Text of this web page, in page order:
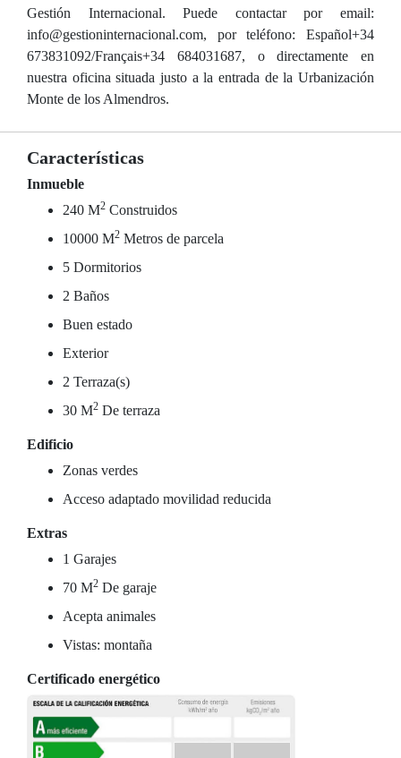
Gestión Internacional. Puede contactar por email:
info@gestioninternacional.com, por teléfono: Español+34
673831092/Français+34 684031687, o directamente en
nuestra oficina situada justo a la entrada de la Urbanización
Monte de los Almendros.
Características
Inmueble
240 M2 Construidos
10000 M2 Metros de parcela
5 Dormitorios
2 Baños
Buen estado
Exterior
2 Terraza(s)
30 M2 De terraza
Edificio
Zonas verdes
Acceso adaptado movilidad reducida
Extras
1 Garajes
70 M2 De garaje
Acepta animales
Vistas: montaña
Certificado energético